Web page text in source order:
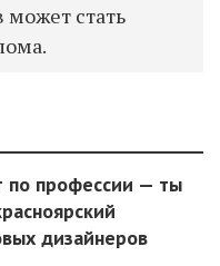
может стать
по профессии — ты
дизайнеров